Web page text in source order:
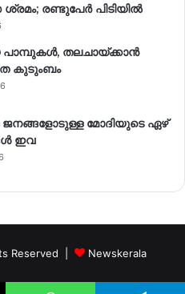
രണ്ടുപേർ പിടിയിൽ
പാമ്പുകൾ, തലചായ്ക്കാൻ
കുടുംബം
ജനങ്ങളോടുള്ള മോദിയുടെ ഏഴ്
ഇവ
Reserved | Newskerala